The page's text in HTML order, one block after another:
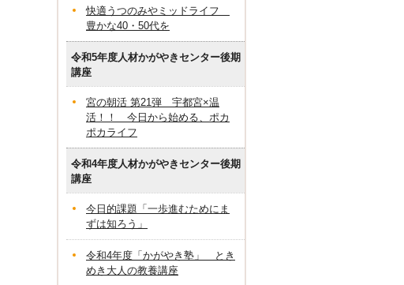
快適うつのみやミッドライフ
豊かな40・50代を
令和5年度人材かがやきセンター後期
講座
宮の朝活 第21弾 宇都宮×温
活！！ 今日から始める、ポカ
ポカライフ
令和4年度人材かがやきセンター後期
講座
今日的課題「一歩進むためにま
ずは知ろう」
令和4年度「かがやき塾」 とき
めき大人の教養講座